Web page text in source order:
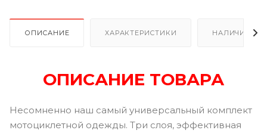
ОПИСАНИЕ ХАРАКТЕРИСТИКИ НАЛИЧИЕ
ОПИСАНИЕ ТОВАРА
Несомненно наш самый универсальный комплект
мотоциклетной одежды. Три слоя, эффективная